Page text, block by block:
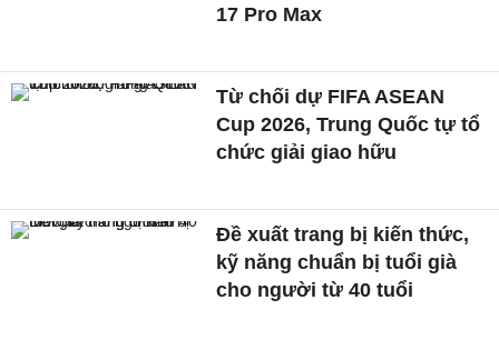
17 Pro Max
Từ chối dự FIFA ASEAN
Cup 2026, Trung Quốc tự tổ
chức giải giao hữu
Đề xuất trang bị kiến thức,
kỹ năng chuẩn bị tuổi già
cho người từ 40 tuổi